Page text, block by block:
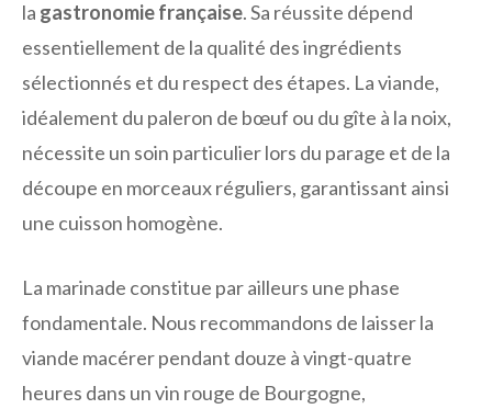
la gastronomie française. Sa réussite dépend
essentiellement de la qualité des ingrédients
sélectionnés et du respect des étapes. La viande,
idéalement du paleron de bœuf ou du gîte à la noix,
nécessite un soin particulier lors du parage et de la
découpe en morceaux réguliers, garantissant ainsi
une cuisson homogène.
La marinade constitue par ailleurs une phase
fondamentale. Nous recommandons de laisser la
viande macérer pendant douze à vingt-quatre
heures dans un vin rouge de Bourgogne,